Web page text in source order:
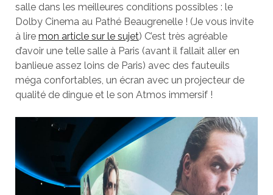
salle dans les meilleures conditions possibles : le
Dolby Cinema au Pathé Beaugrenelle ! (Je vous invite
à lire mon article sur le sujet) C’est très agréable
d’avoir une telle salle à Paris (avant il fallait aller en
banlieue assez loins de Paris) avec des fauteuils
méga confortables, un écran avec un projecteur de
qualité de dingue et le son Atmos immersif !